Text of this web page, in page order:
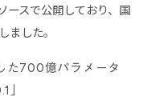
ースで公開しており、国
ました。
た700億パラメータ
」